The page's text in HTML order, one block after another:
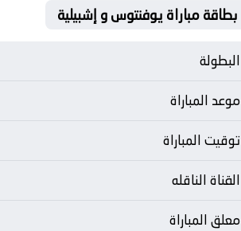
بطاقة مباراة يوفنتوس و إشبيلية
البطولة
موعد المباراة
توقيت المباراة
القناة الناقله
معلق المباراة